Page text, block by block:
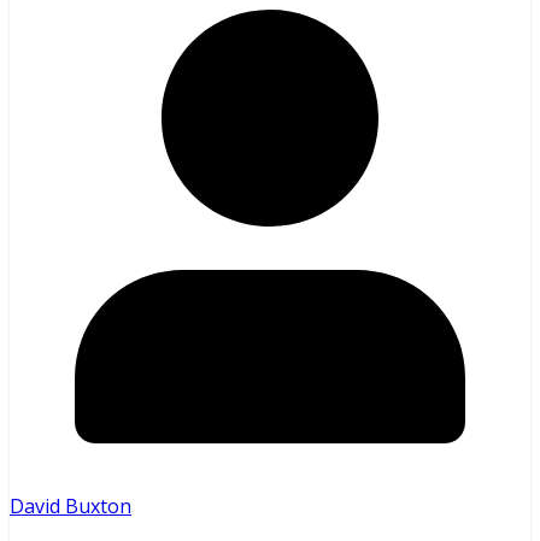
David Buxton